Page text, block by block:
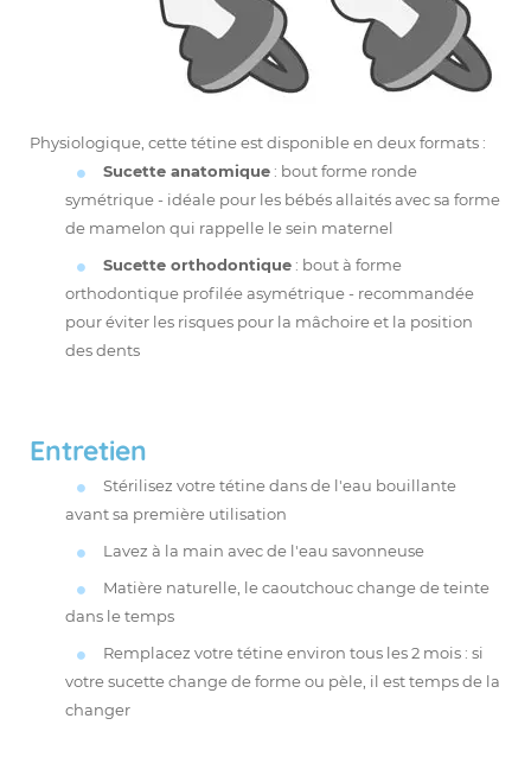
Physiologique, cette tétine est disponible en deux formats :
Sucette anatomique : bout forme ronde
symétrique - idéale pour les bébés allaités avec sa forme
de mamelon qui rappelle le sein maternel
Sucette orthodontique : bout à forme
orthodontique profilée asymétrique - recommandée
pour éviter les risques pour la mâchoire et la position
des dents
Entretien
Stérilisez votre tétine dans de l'eau bouillante
avant sa première utilisation
Lavez à la main avec de l'eau savonneuse
Matière naturelle, le caoutchouc change de teinte
dans le temps
Remplacez votre tétine environ tous les 2 mois : si
votre sucette change de forme ou pèle, il est temps de la
changer